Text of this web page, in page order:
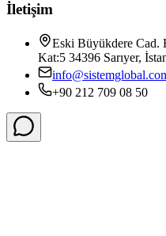
İletişim
Eski Büyükdere Cad.
Kat:5 34396 Sarıyer,
+90 212 709 08 50